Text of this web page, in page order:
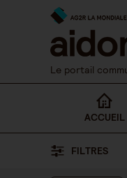
Le portail
ACCUEIL
FILTRES